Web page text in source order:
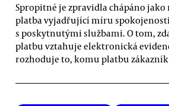
Spropitné je zpravidla chápáno jako
platba vyjadřující míru
s poskytnutými službami. O tom,
platbu vztahuje elektronická
rozhoduje to, komu platbu